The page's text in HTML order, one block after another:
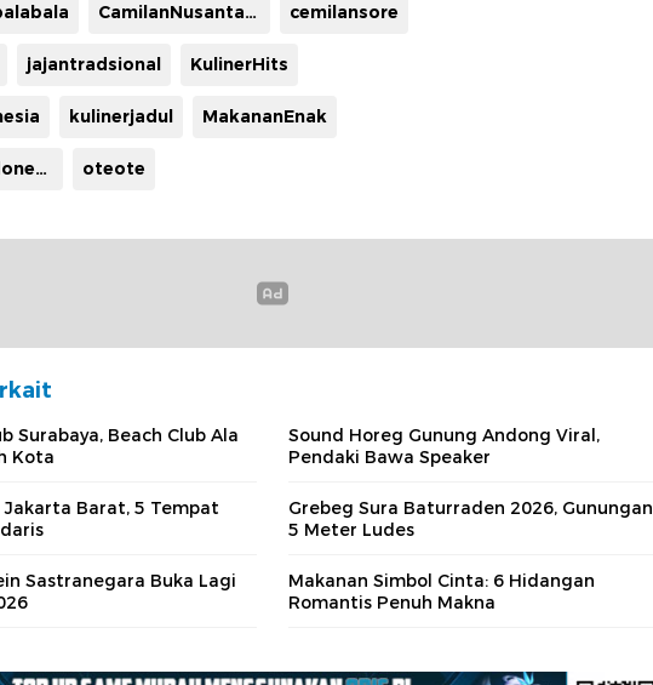
CamilanNusantara cemilansore
jajantradsional KulinerHits
kulinerjadul MakananEnak
makananindonesia oteote
Surabaya, Beach Club Ala
Kota
Sound Horeg Gunung Andong Viral,
Pendaki Bawa Speaker
Jakarta Barat, 5 Tempat
Grebeg Sura Baturraden 2026, Gunungan
5 Meter Ludes
Sastranegara Buka Lagi
Makanan Simbol Cinta: 6 Hidangan
Romantis Penuh Makna